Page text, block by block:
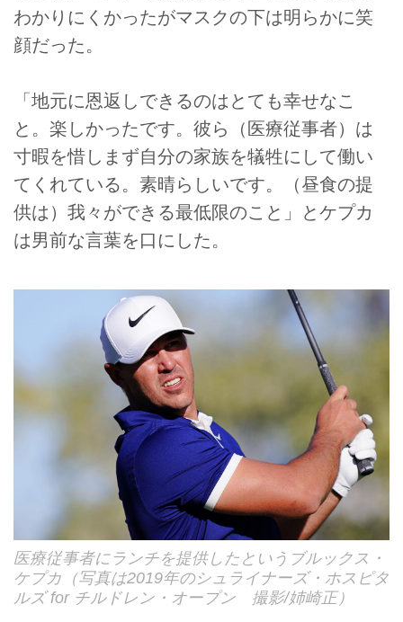
わかりにくかったがマスクの下は明らかに笑
顔だった。
「地元に恩返しできるのはとても幸せなこ
と。楽しかったです。彼ら（医療従事者）は
寸暇を惜しまず自分の家族を犠牲にして働い
てくれている。素晴らしいです。（昼食の提
供は）我々ができる最低限のこと」とケプカ
は男前な言葉を口にした。
医療従事者にランチを提供したというブルックス・
ケプカ（写真は2019年のシュライナーズ・ホスピタ
ルズ for チルドレン・オープン 撮影/姉崎正）